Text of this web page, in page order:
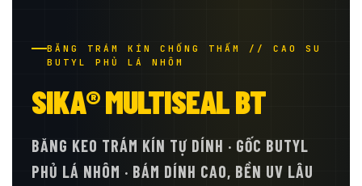
BĂNG TRÁM KÍN CHỐNG THẤM // CAO SU
BUTYL PHỦ LÁ NHÔM
SIKA® MULTISEAL BT
BĂNG KEO TRÁM KÍN TỰ DÍNH · GỐC BUTYL
PHỦ LÁ NHÔM · BÁM DÍNH CAO, BỀN UV LÂU